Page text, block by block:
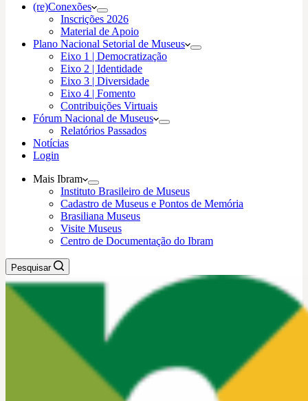
(re)Conexões
Inscrições 2026
Material de Apoio
Plano Nacional Setorial de Museus
Eixo 1 | Democratização
Eixo 2 | Identidade
Eixo 3 | Diversidade
Eixo 4 | Fomento
Contribuições Virtuais
Fórum Nacional de Museus
Relatórios Passados
Notícias
Login
Mais Ibram
Instituto Brasileiro de Museus
Cadastro de Museus e Pontos de Memória
Brasiliana Museus
Visite Museus
Centro de Documentação do Ibram
Pesquisar